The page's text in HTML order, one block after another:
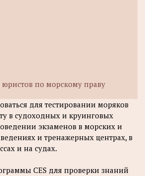
по морскому праву
для тестировании моряков
в судоходных и круинговых
экзаменов в морских и
и тренажерных центрах, в
и на судах.
CES для проверки знаний